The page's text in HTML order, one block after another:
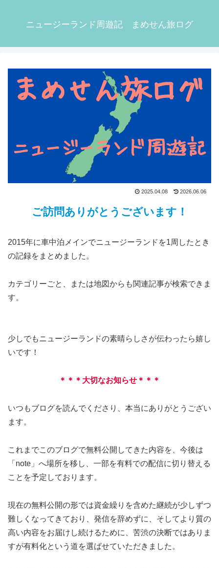
ニュージーランド周遊記 まめせん旅ログ
2025.04.08 2026.06.06
ご訪問ありがとうございます！
2015年に車中泊メインでニュージーランドを1周したとき
の記録をまとめました。
カテゴリーごと、または地図からも関連記事が検索できま
す。
少しでもニュージーランドの素晴らしさが伝わったら嬉し
いです！
＊＊＊大切なお知らせ＊＊＊
いつもブログを読んでくださり、本当にありがとうござい
ます。
これまでこのブログで無料公開してきた内容を、今後は
「note」へ場所を移し、一部を有料での配信に切り替える
ことを予定しております。
現在の無料公開の形では資金繰りを含めた継続が少しずつ
難しくなってきており、発信を辞めずに、そしてより質の
高い内容をお届けし続けるために、苦渋の決断ではありま
すが有料化という道を選ばせていただきました。